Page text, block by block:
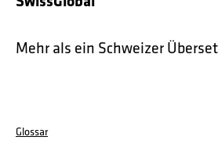
Mehr als ein Schweizer
Glossar